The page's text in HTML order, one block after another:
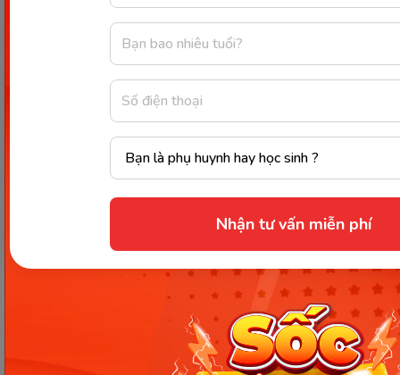
Nhận tư vấn miễn phí
Xác định mục tiêu học tập:
định rõ mục tiêu của bạn khi sử dụng ứng
dụng. Bạn muốn nâng cao từ vựng y khoa,
hiểu rõ hơn về giải phẫu, sinh lý học hay chuẩn
bị cho các kỳ thi y khoa,...
Tìm hiểu về tính năng:Khám phá và làm
quen với các tính năng chính của ứng dụng.
Điều này bao gồm việc tìm hiểu cách truy cập
nội dung, tạo danh sách từ vựng, tương tác với
các mô hình 3D, xem video giảng dạy,...
Lập kế hoạch học tập:Xác định lịch học của
bạn và tạo kế hoạch hợp lý, trong đó bạn nên
xác định thời gian học hàng ngày hoặc hàng
tuần để duy trì sự liên tục và tiến bộ trong việc
Tạo ghi chú và danh sách từ vựng:Khi gặp